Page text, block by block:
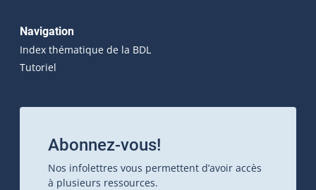
Navigation
Index thématique de la BDL
Tutoriel
Abonnez-vous!
Nos infolettres vous permettent d’avoir accès
à plusieurs ressources.